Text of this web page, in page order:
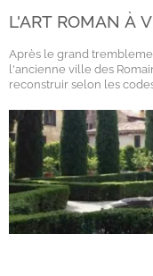
L'ART ROMAN À
Après le grand
l'ancienne ville des
reconstruir selon les